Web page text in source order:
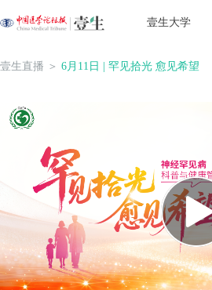
壹生大学
壹生直播 ＞ 6月11日 | 罕见拾光 愈见希望